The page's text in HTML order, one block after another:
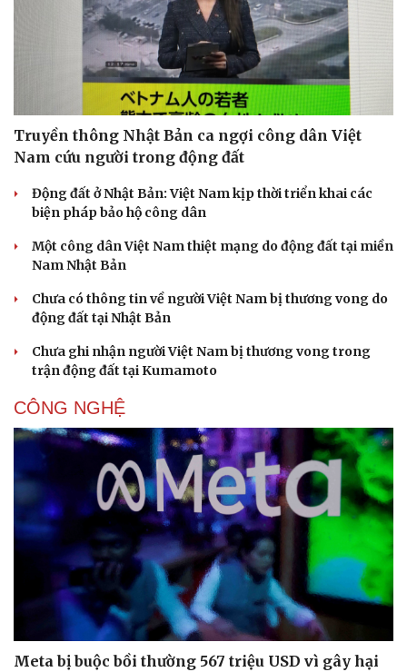
Sức khỏe
Dinh dưỡng - món ngon
Cây thuốc
Nhi khoa
Nam khoa
Phòng mạch online
Ăn sạch sống khỏe
Đời sống
Nhà đẹp
Blog
Truyền thông Nhật Bản ca ngợi công dân Việt
Nam cứu người trong động đất
Động đất ở Nhật Bản: Việt Nam kịp thời triển khai các
biện pháp bảo hộ công dân
Một công dân Việt Nam thiệt mạng do động đất tại miền
Nam Nhật Bản
Chưa có thông tin về người Việt Nam bị thương vong do
động đất tại Nhật Bản
Chưa ghi nhận người Việt Nam bị thương vong trong
trận động đất tại Kumamoto
CÔNG NGHỆ
Meta bị buộc bồi thường 567 triệu USD vì gây hại